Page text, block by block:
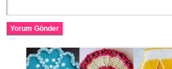
Yorum Gönder